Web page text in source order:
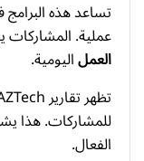
تساعد هذه
عملية.
العملاليومية.
للمشاركات. هذا
الفعال.